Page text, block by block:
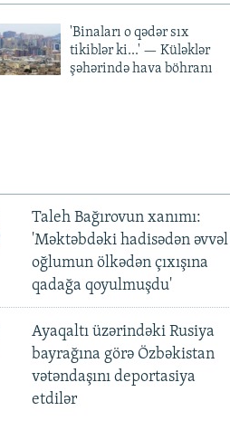
'Binaları o qədər sıx
tikiblər ki...' — Küləklər
şəhərində hava böhranı
Taleh Bağırovun xanımı:
'Məktəbdəki hadisədən əvvəl
oğlumun ölkədən çıxışına
qadağa qoyulmuşdu'
Ayaqaltı üzərindəki Rusiya
bayrağına görə Özbəkistan
vətəndaşını deportasiya
etdilər